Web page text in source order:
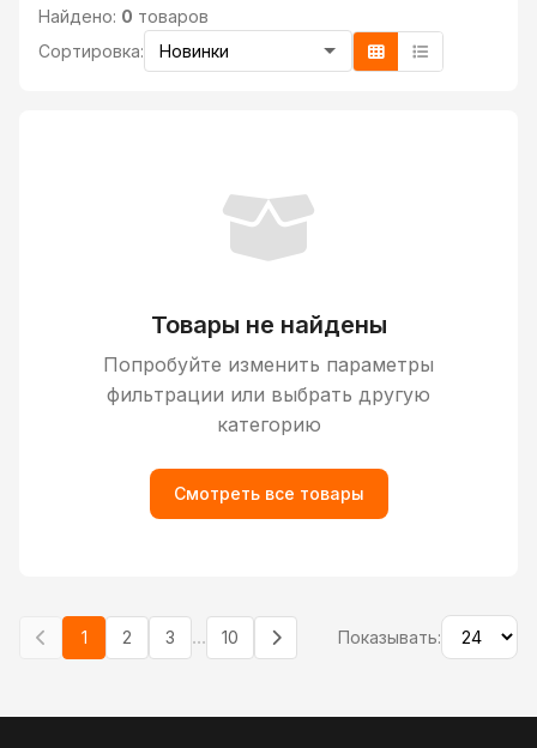
Найдено: 0 товаров
Сортировка:
Товары не найдены
Попробуйте изменить параметры
фильтрации или выбрать другую
категорию
Смотреть все товары
1 2 3 ... 10 Показывать: